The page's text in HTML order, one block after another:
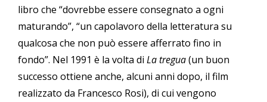
libro che “dovrebbe essere consegnato a ogni
maturando”, “un capolavoro della letteratura su
qualcosa che non può essere afferrato fino in
fondo”. Nel 1991 è la volta di La tregua(un buon
successo ottiene anche, alcuni anni dopo, il film
realizzato da Francesco Rosi), di cui vengono